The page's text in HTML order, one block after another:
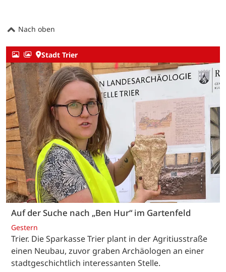
Nach oben
Stadt Trier
Auf der Suche nach „Ben Hur“ im Gartenfeld
Gestern
Trier. Die Sparkasse Trier plant in der Agritiusstraße
einen Neubau, zuvor graben Archäologen an einer
stadtgeschichtlich interessanten Stelle.